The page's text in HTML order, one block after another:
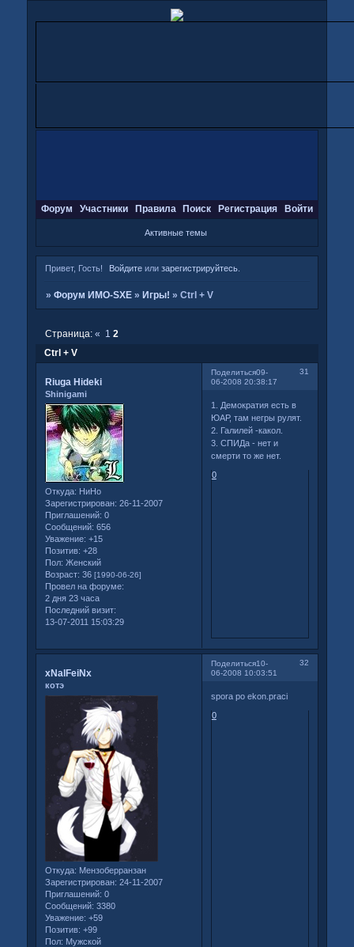
Форум Участники Правила Поиск Регистрация Войти
Активные темы
Привет, Гость! Войдите илизарегистрируйтесь
» Форум ИМО-SXE » Игры! » Ctrl + V
Ctrl + V
Страница: « 1 2
Поделиться 31
09-
06-2008 20:38:17
Riuga Hideki
Shinigami
Откуда: НиНо
Зарегистрирован: 26-11-2007
Приглашений: 0
Сообщений: 656
Уважение: +15
Позитив: +28
Пол: Женский
Возраст: 36 [1990-06-26]
Провел на форуме:
2 дня 23 часа
Последний визит:
13-07-2011 15:03:29
1. Демократия есть в
ЮАР, там негры рулят.
2. Галилей -какол.
3. СПИДа - нет и
смерти то же нет.
0
Поделиться 32
10-
06-2008 10:03:51
xNalFeiNx
котэ
Откуда: Мензоберранзан
Зарегистрирован: 24-11-2007
Приглашений: 0
Сообщений: 3380
Уважение: +59
Позитив: +99
Пол: Мужской
spora po ekon.praci
0